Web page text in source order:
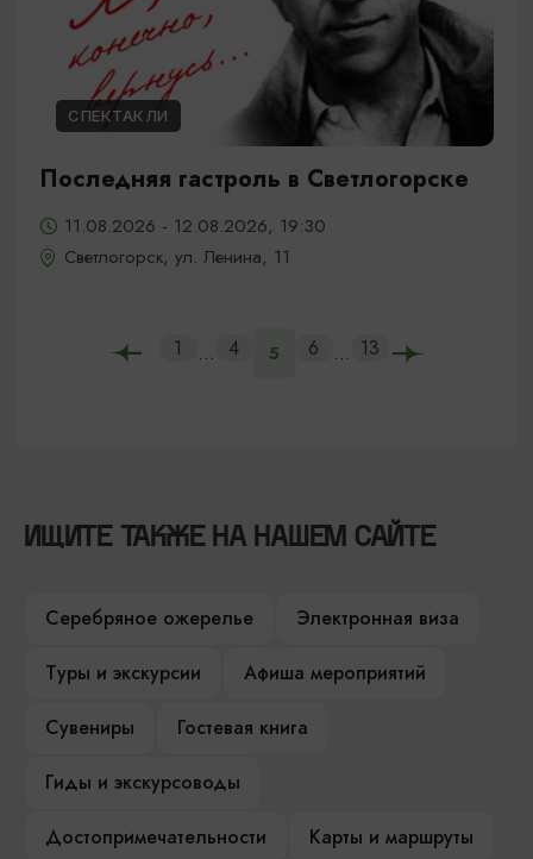
СПЕКТАКЛИ
Последняя гастроль в Светлогорске
11.08.2026 - 12.08.2026, 19:30
Светлогорск, ул. Ленина, 11
1 ... 4 5 6 ... 13
ИЩИТЕ ТАКЖЕ НА НАШЕМ САЙТЕ
Серебряное ожерелье
Электронная виза
Туры и экскурсии
Афиша мероприятий
Сувениры
Гостевая книга
Гиды и экскурсоводы
Достопримечательности
Карты и маршруты